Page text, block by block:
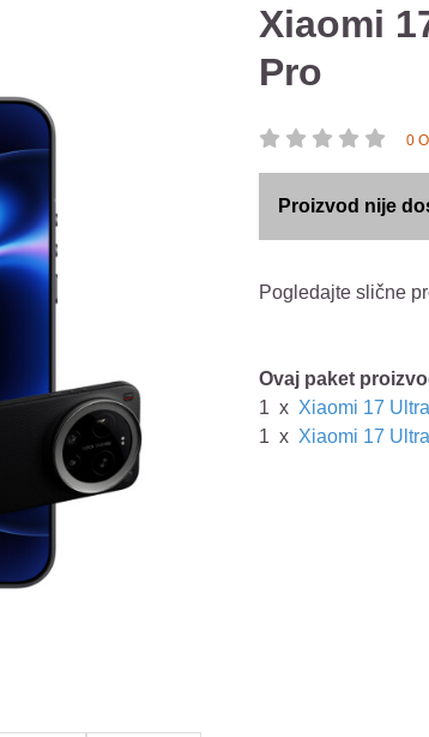
Xiaomi
Pro
0
Proizvod nije
Pogledajte slične
Ovaj paket
1 x Xiaomi 17
1 x Xiaomi 17